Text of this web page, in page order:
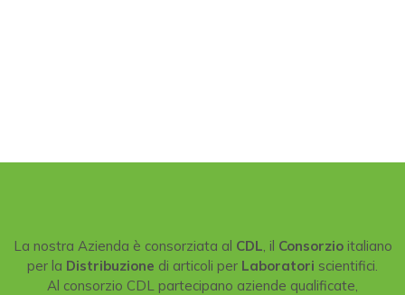
La nostra Azienda è consorziata al CDL , il Consorzioitaliano
per la Distribuzione di articoli per Laboratori scientifici.
Al consorzio CDL partecipano aziende qualificate,